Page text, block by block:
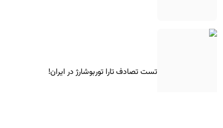
تست تصادف تارا توربوشارژ در ایران!